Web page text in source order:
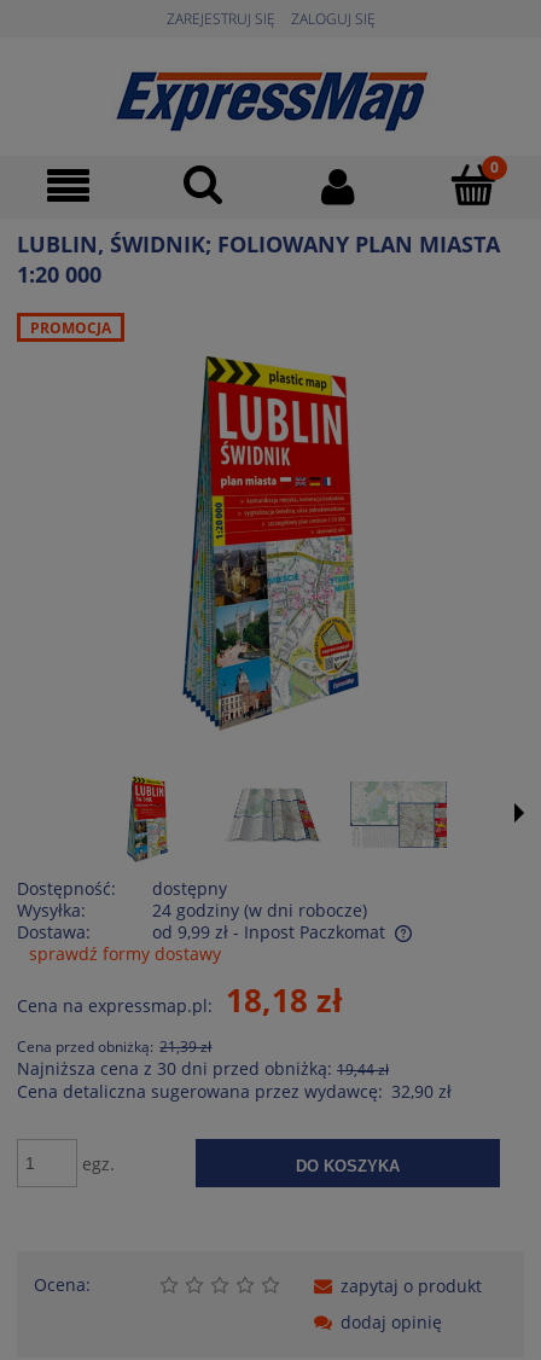
ZAREJESTRUJ SIĘ ZALOGUJ SIĘ
LUBLIN, ŚWIDNIK; FOLIOWANY PLAN MIASTA
1:20 000
PROMOCJA
Dostępność:
dostępny
Wysyłka:
24 godziny (w dni robocze)
Dostawa:
od 9,99 zł - Inpost Paczkomat
Cena nie zawiera ewentualnych kosztów płatności
sprawdź formy dostawy
Cena na expressmap.pl: 18,18 zł
Cena przed obniżką: 21,39 zł
Najniższa cena z 30 dni przed obniżką: 19,44 zł
Cena detaliczna sugerowana przez wydawcę: 32,90 zł
egz. DO KOSZYKA
Ocena:
zapytaj o produkt
dodaj opinię